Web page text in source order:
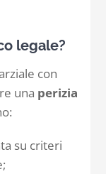
legale?
con
una perizia
su criteri